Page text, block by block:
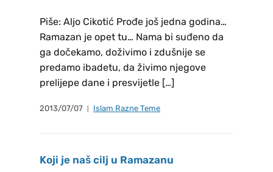
Piše: Aljo Cikotić Prođe još jedna godina…
Ramazan je opet tu… Nama bi suđeno da
ga dočekamo, doživimo i zdušnije se
predamo ibadetu, da živimo njegove
prelijepe dane i presvijetle […]
2013/07/07 Islam Razne Teme
Koji je naš cilj u Ramazanu